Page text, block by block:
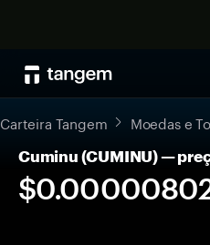
Carteira Tangem Moedas e
Cuminu (CUMINU) —